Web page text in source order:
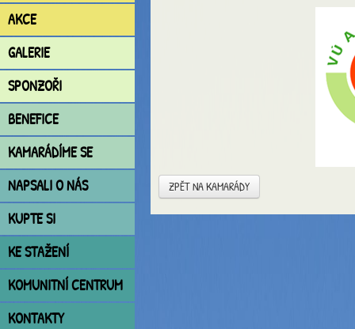
AKCE
GALERIE
SPONZOŘI
BENEFICE
KAMARÁDÍME SE
NAPSALI O NÁS
KUPTE SI
KE STAŽENÍ
KOMUNITNÍ CENTRUM
KONTAKTY
ZPĚT NA KAMARÁDY